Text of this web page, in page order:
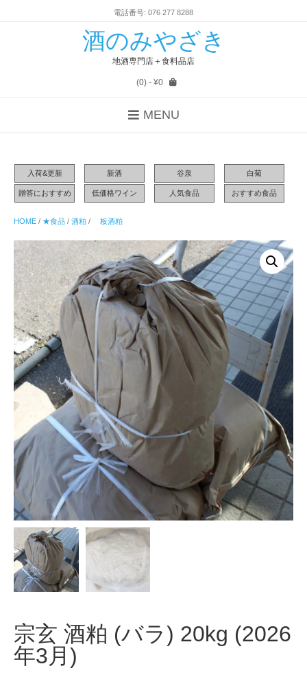
電話番号: 076 277 8288
酒のみやざき
地酒専門店＋食料品店
(0)- ¥0
MENU
入荷&更新 新酒 谷泉 白菊
贈答におすすめ 低価格ワイン 人気食品 おすすめ食品
HOME / ★食品 / 酒粕 / 板酒粕
宗玄 酒粕 (バラ) 20kg (2026
年3月)